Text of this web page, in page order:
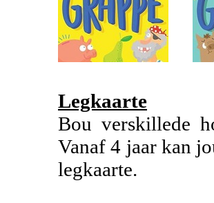
Legkaarte
Bou verskillede
Vanaf 4 jaar kan
legkaarte.